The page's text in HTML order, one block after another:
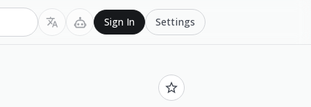
Sign In Settings